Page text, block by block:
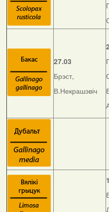
27.03
Брэст,
В.Некрашэвіч